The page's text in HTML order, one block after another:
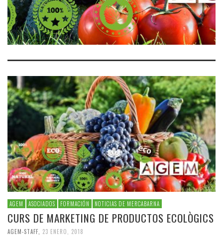
AGEM ASOCIADOS FORMACIÓN NOTICIAS DE MERCABARNA
CURS DE MARKETING DE PRODUCTOS ECOLÒGICS
AGEM-STAFF 23 ENERO, 2018